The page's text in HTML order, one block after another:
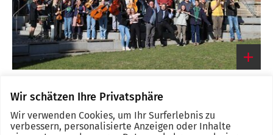
Wir schätzen Ihre Privatsphäre
Wir verwenden Cookies, um Ihr Surferlebnis zu
verbessern, personalisierte Anzeigen oder Inhalte
gestalten am 31. Mai ein kurzweiliges Konzert.
Link
zum
großen